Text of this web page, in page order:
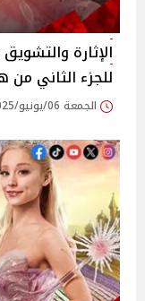
الإثارة
للجزء الثاني من
الجمعة 06/يونيو/2025 - 07:38 م